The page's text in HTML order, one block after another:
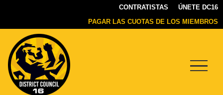
CONTRATISTAS
ÚNETE DC16
PAGAR LAS CUOTAS DE LOS MIEMBROS